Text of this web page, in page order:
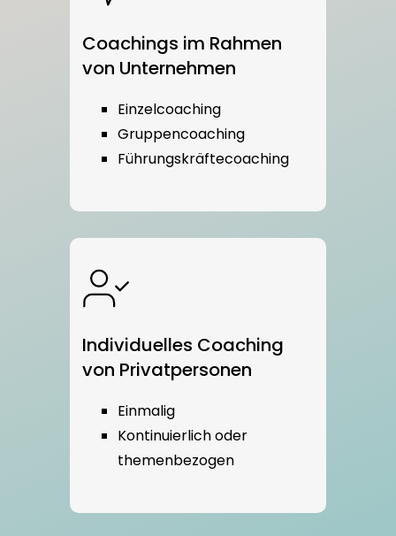
Coachings im Rahmen
von Unternehmen
Einzelcoaching
Gruppencoaching
Führungskräftecoaching
Individuelles Coaching
von Privatpersonen
Einmalig
Kontinuierlich oder
themenbezogen